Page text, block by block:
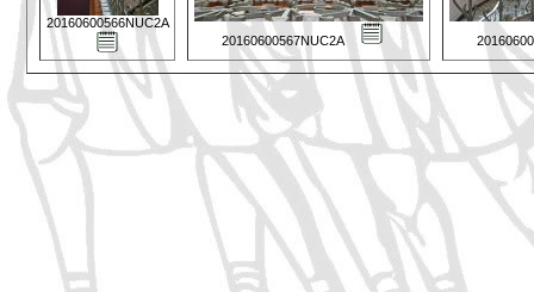
20160600566NUC2A
20160600567NUC2A